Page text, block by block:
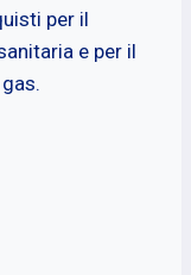
per il
e per il